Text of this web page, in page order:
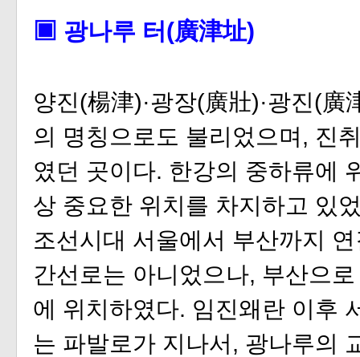
▣ 광나루 터(廣津址)
양진(楊津)·광장(廣壯)·광진(廣
의 명칭으로도 불리었으며, 진
였던 곳이다. 한강의 중하류에
상 중요한 위치를 차지하고 있
조선시대 서울에서 부산까지
간선로는 아니었으나, 부산으
에 위치하였다. 임진왜란 이후
는 파발로가 지나서, 광나루의